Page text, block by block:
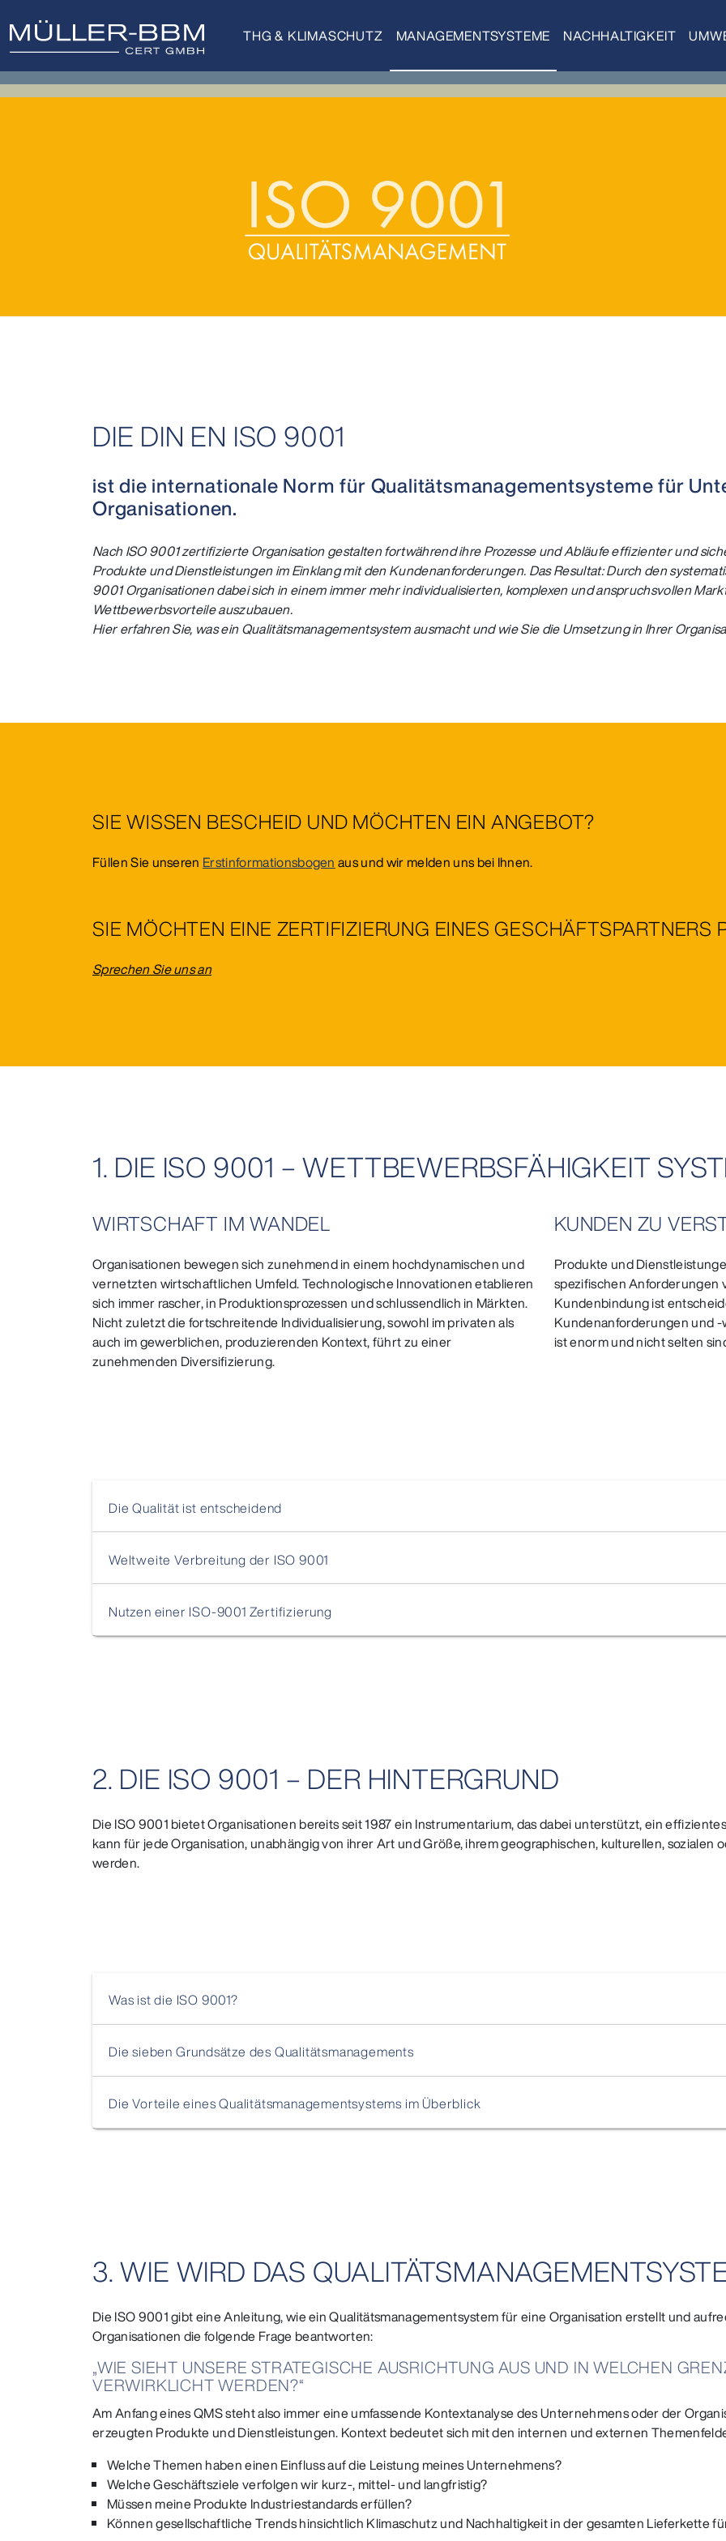
THG & KLIMASCHUTZ MANAGEMENTSYSTEME NACHHALTIGKEIT
DIE DIN EN ISO 9001
ist die internationale Norm für Qualitätsmanagementsysteme für
Organisationen.
Nach ISO 9001 zertifizierte Organisation gestalten fortwährend ihre Prozesse und Abläufe effizienter und
Produkte und Dienstleistungen im Einklang mit den Kundenanforderungen. Das Resultat: Durch den
9001 Organisationen dabei sich in einem immer mehr individualisierten, komplexen und anspruchsvollen
Wettbewerbsvorteile auszubauen.
Hier erfahren Sie, was ein Qualitätsmanagementsystem ausmacht und wie Sie die Umsetzung in Ihrer
SIE WISSEN BESCHEID UND MÖCHTEN EIN ANGEBOT?
Füllen Sie unseren Erstinformationsbogen aus und wir melden uns bei Ihnen.
SIE MÖCHTEN EINE ZERTIFIZIERUNG EINES GESCHÄFTSPARTNERS
Sprechen Sie uns an
1. DIE ISO 9001 – WETTBEWERBSFÄHIGKEIT
WIRTSCHAFT IM WANDEL
Organisationen bewegen sich zunehmend in einem hochdynamischen und
vernetzten wirtschaftlichen Umfeld. Technologische Innovationen etablieren
sich immer rascher, in Produktionsprozessen und schlussendlich in Märkten.
Nicht zuletzt die fortschreitende Individualisierung, sowohl im privaten als
auch im gewerblichen, produzierenden Kontext, führt zu einer
zunehmenden Diversifizierung.
KUNDEN ZU
Produkte und
spezifischen Anforderungen
Kundenbindung ist
Kundenanforderungen und
ist enorm und nicht selten
Die Qualität ist entscheidend
Weltweite Verbreitung der ISO 9001
Nutzen einer ISO-9001 Zertifizierung
2. DIE ISO 9001 – DER HINTERGRUND
Die ISO 9001 bietet Organisationen bereits seit 1987 ein Instrumentarium, das dabei unterstützt, ein
kann für jede Organisation, unabhängig von ihrer Art und Größe, ihrem geographischen, kulturellen,
werden.
Was ist die ISO 9001?
Die sieben Grundsätze des Qualitätsmanagements
Die Vorteile eines Qualitätsmanagementsystems im Überblick
3. WIE WIRD DAS
Die ISO 9001 gibt eine Anleitung, wie ein Qualitätsmanagementsystem für eine Organisation erstellt und
Organisationen die folgende Frage beantworten:
„WIE SIEHT UNSERE STRATEGISCHE AUSRICHTUNG AUS UND IN WELCHEN
VERWIRKLICHT WERDEN?“
Am Anfang eines QMS steht also immer eine umfassende Kontextanalyse des Unternehmens oder der
erzeugten Produkte und Dienstleistungen. Kontext bedeutet sich mit den internen und externen
Welche Themen haben einen Einfluss auf die Leistung meines Unternehmens?
Welche Geschäftsziele verfolgen wir kurz-, mittel- und langfristig?
Müssen meine Produkte Industriestandards erfüllen?
Können gesellschaftliche Trends hinsichtlich Klimaschutz und Nachhaltigkeit in der gesamten Lieferkette